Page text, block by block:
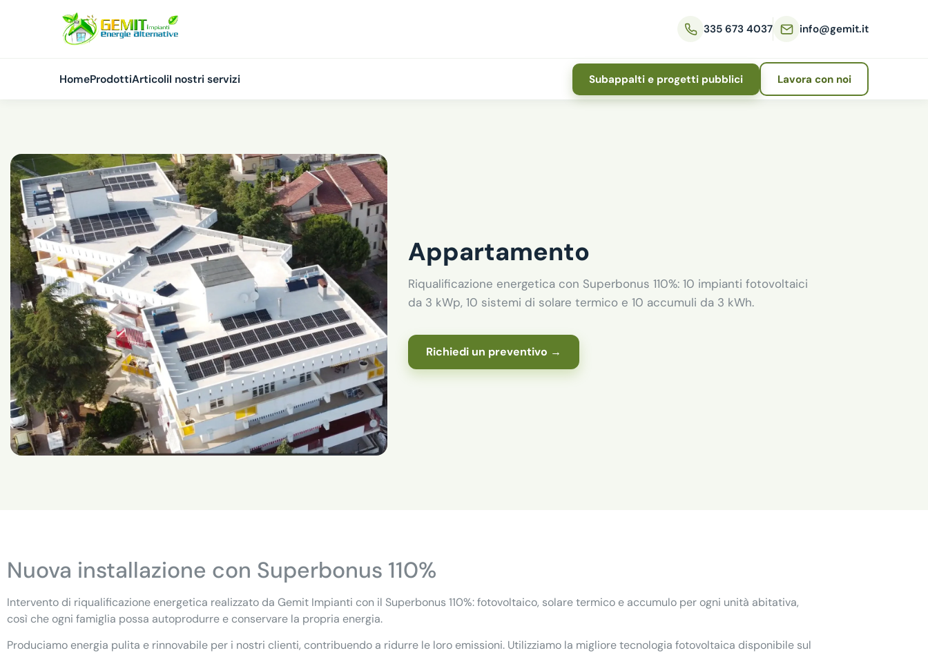
335 673 4037 info@gemit.it
HomeProdottiArticoliI nostri servizi Subappalti e progetti pubblici Lavora con noi
Appartamento
Riqualificazione energetica con Superbonus 110%: 10 impianti fotovoltaici
da 3 kWp, 10 sistemi di solare termico e 10 accumuli da 3 kWh.
Richiedi un preventivo →
Nuova installazione con Superbonus 110%
Intervento di riqualificazione energetica realizzato da Gemit Impianti con il Superbonus 110%: fotovoltaico, solare termico e accumulo per ogni unità abitativa,
così che ogni famiglia possa autoprodurre e conservare la propria energia.
Produciamo energia pulita e rinnovabile per i nostri clienti, contribuendo a ridurre le loro emissioni. Utilizziamo la migliore tecnologia fotovoltaica disponibile sul